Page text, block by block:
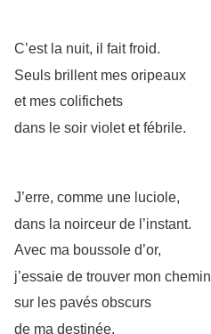
C’est la nuit, il fait froid.
Seuls brillent mes oripeaux
et mes colifichets
dans le soir violet et fébrile.
J’erre, comme une luciole,
dans la noirceur de l’instant.
Avec ma boussole d’or,
j’essaie de trouver mon chemin
sur les pavés obscurs
de ma destinée.